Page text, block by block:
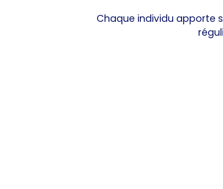
Chaque individu apporte